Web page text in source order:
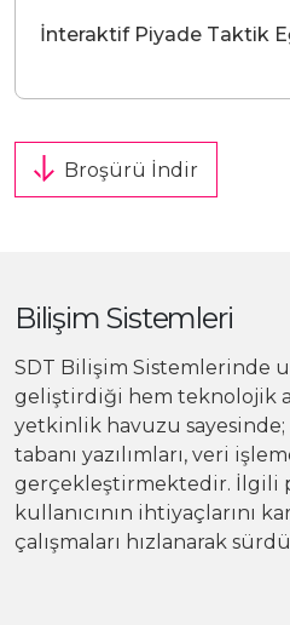
İnteraktif Piyade Taktik
Broşürü İndir
Bilişim Sistemleri
SDT Bilişim Sistemlerinde
geliştirdiği hem teknolojik
yetkinlik havuzu
tabanı yazılımları, veri
gerçekleştirmektedir. İlgili
kullanıcının ihtiyaçlarını
çalışmaları hızlanarak